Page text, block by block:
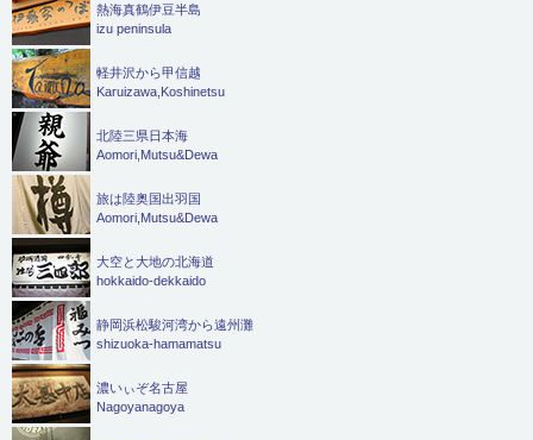
熱海真鶴伊豆半島
izu peninsula
軽井沢から甲信越
Karuizawa,Koshinetsu
北陸三県日本海
Aomori,Mutsu&Dewa
旅は陸奥国出羽国
Aomori,Mutsu&Dewa
大空と大地の北海道
hokkaido-dekkaido
静岡浜松駿河湾から遠州灘
shizuoka-hamamatsu
濃いぃぞ名古屋
Nagoyanagoya